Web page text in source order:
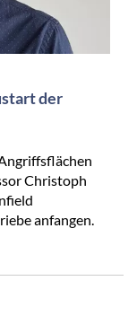
der
Christoph
anfangen.